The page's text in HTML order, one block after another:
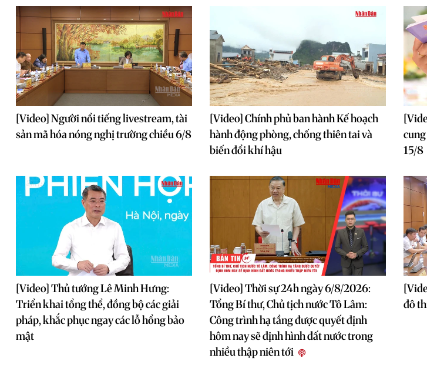
[Video] Người nổi tiếng livestream, tài
sản mã hóa nóng nghị trường chiều 6/8
[Video] Chính phủ ban hành Kế hoạch
hành động phòng, chống thiên tai và
biến đổi khí hậu
15/8
[Video] Thủ tướng Lê Minh Hưng:
Triển khai tổng thể, đồng bộ các giải
pháp, khắc phục ngay các lỗ hổng bảo
mật
[Video] Thời sự 24h ngày 6/8/2026:
Tổng Bí thư, Chủ tịch nước Tô Lâm:
Công trình hạ tầng được quyết định
hôm nay sẽ định hình đất nước trong
nhiều thập niên tới
đô